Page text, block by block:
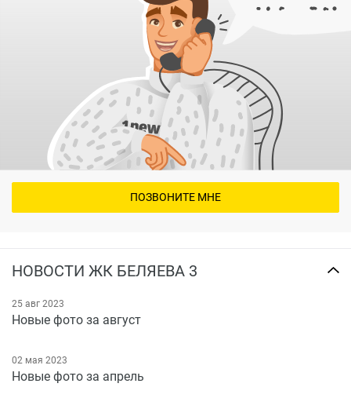
НОВОСТИ ЖК БЕЛЯЕВА 3
25 авг 2023
Новые фото за август
02 мая 2023
Новые фото за апрель
ПОЗВОНИТЕ МНЕ